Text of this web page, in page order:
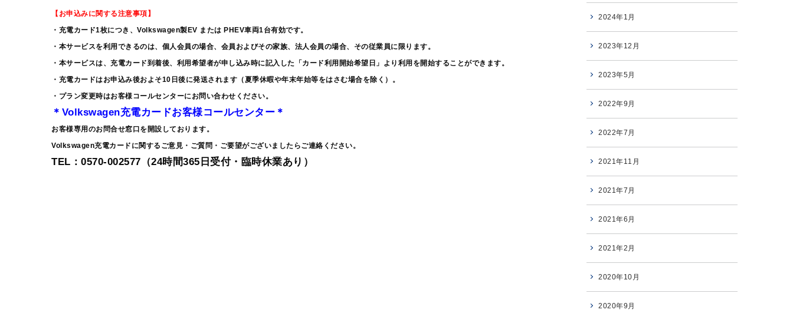
【お申込みに関する注意事項】
・充電カード1枚につき、Volkswagen製EV または PHEV車両1台有効です。
・本サービスを利用できるのは、個人会員の場合、会員およびその家族、法人会員の場合、その従業員に限ります。
・本サービスは、充電カード到着後、利用希望者が申し込み時に記入した「カード利用開始希望日」より利用を開始することができます。
・充電カードはお申込み後およそ10日後に発送されます（夏季休暇や年末年始等をはさむ場合を除く）。
・プラン変更時はお客様コールセンターにお問い合わせください。
＊Volkswagen充電カードお客様コールセンター＊
お客様専用のお問合せ窓口を開設しております。
Volkswagen充電カードに関するご意見・ご質問・ご要望がございましたらご連絡ください。
TEL：0570-002577（24時間365日受付・臨時休業あり）
2024年1月
2023年12月
2023年5月
2022年9月
2022年7月
2021年11月
2021年7月
2021年6月
2021年2月
2020年10月
2020年9月